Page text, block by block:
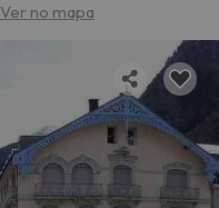
Ver no mapa